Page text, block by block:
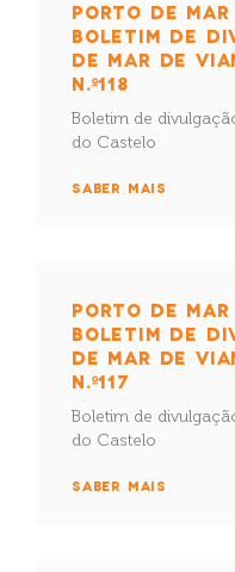
PORTO DE
BOLETIM DE
DE MAR DE
N.º118
Boletim de
do Castelo
SABER MAIS
PORTO DE
BOLETIM DE
DE MAR DE
N.º117
Boletim de
do Castelo
SABER MAIS